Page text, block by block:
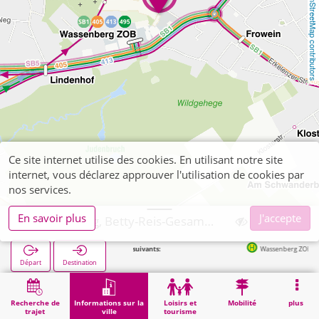
OpenStreetMap contributors
Recherche de
trajet
Informations sur la
ville
Loisirs et
tourisme
Mobilité plus
Départ Destination
Arrêts suivants: Wassenberg ZOB in
Démarrage Informations sur la ville Wassenberg, Betty-Reis-Gesamtschule
Ce site internet utilise des cookies. En utilisant notre site
internet, vous déclarez approuver l'utilisation de cookies par
nos services.
En savoir plus
J'accepte